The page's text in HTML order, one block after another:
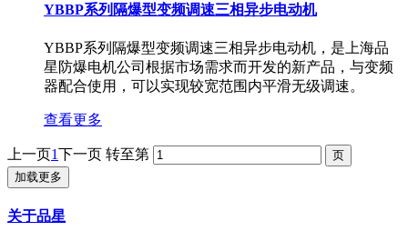
YBBP系列隔爆型变频调速三相异步电动机
YBBP系列隔爆型变频调速三相异步电动机，是上海品
星防爆电机​公司根据市场需求而开发的新产品，与变频
器配合使用，可以实现较宽范围内平滑无级调速。
查看更多
上一页1下一页 转至第
加载更多
关于品星